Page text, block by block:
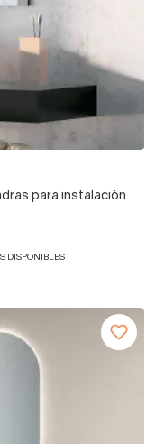
para instalación
DISPONIBLES